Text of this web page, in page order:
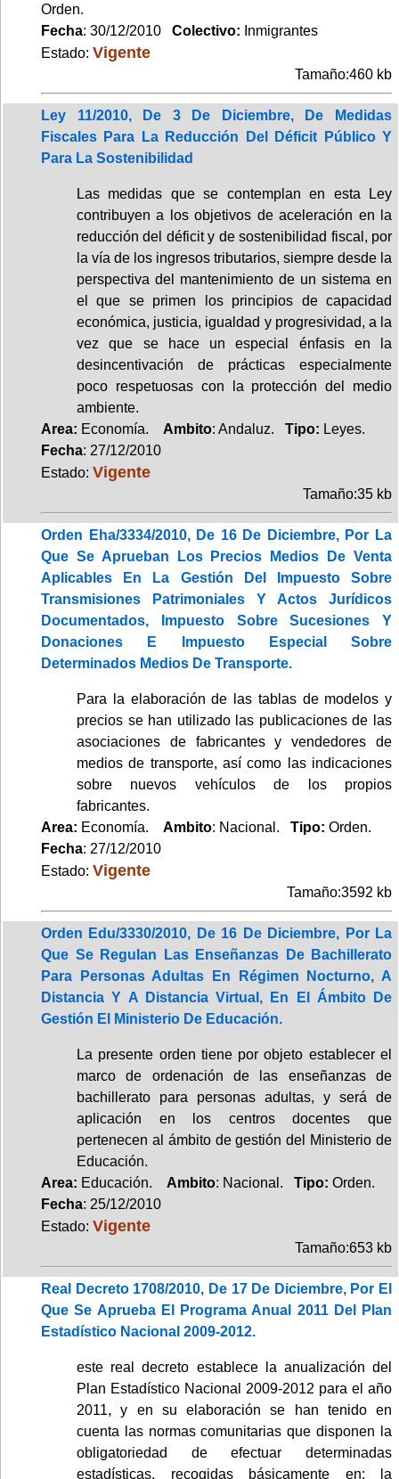
Orden.
Fecha: 30/12/2010 Colectivo: Inmigrantes
Estado: Vigente
Tamaño:460 kb
Ley 11/2010, De 3 De Diciembre, De Medidas
Fiscales Para La Reducción Del Déficit Público Y
Para La Sostenibilidad
Las medidas que se contemplan en esta Ley
contribuyen a los objetivos de aceleración en la
reducción del déficit y de sostenibilidad fiscal, por
la vía de los ingresos tributarios, siempre desde la
perspectiva del mantenimiento de un sistema en
el que se primen los principios de capacidad
económica, justicia, igualdad y progresividad, a la
vez que se hace un especial énfasis en la
desincentivación de prácticas especialmente
poco respetuosas con la protección del medio
ambiente.
Area: Economía. Ambito: Andaluz. Tipo: Leyes.
Fecha: 27/12/2010
Estado: Vigente
Tamaño:35 kb
Orden Eha/3334/2010, De 16 De Diciembre, Por La
Que Se Aprueban Los Precios Medios De Venta
Aplicables En La Gestión Del Impuesto Sobre
Transmisiones Patrimoniales Y Actos Jurídicos
Documentados, Impuesto Sobre Sucesiones Y
Donaciones E Impuesto Especial Sobre
Determinados Medios De Transporte.
Para la elaboración de las tablas de modelos y
precios se han utilizado las publicaciones de las
asociaciones de fabricantes y vendedores de
medios de transporte, así como las indicaciones
sobre nuevos vehículos de los propios
fabricantes.
Area: Economía. Ambito: Nacional. Tipo: Orden.
Fecha: 27/12/2010
Estado: Vigente
Tamaño:3592 kb
Orden Edu/3330/2010, De 16 De Diciembre, Por La
Que Se Regulan Las Enseñanzas De Bachillerato
Para Personas Adultas En Régimen Nocturno, A
Distancia Y A Distancia Virtual, En El Ámbito De
Gestión El Ministerio De Educación.
La presente orden tiene por objeto establecer el
marco de ordenación de las enseñanzas de
bachillerato para personas adultas, y será de
aplicación en los centros docentes que
pertenecen al ámbito de gestión del Ministerio de
Educación.
Area: Educación. Ambito: Nacional. Tipo: Orden.
Fecha: 25/12/2010
Estado: Vigente
Tamaño:653 kb
Real Decreto 1708/2010, De 17 De Diciembre, Por El
Que Se Aprueba El Programa Anual 2011 Del Plan
Estadístico Nacional 2009-2012.
este real decreto establece la anualización del
Plan Estadístico Nacional 2009-2012 para el año
2011, y en su elaboración se han tenido en
cuenta las normas comunitarias que disponen la
obligatoriedad de efectuar determinadas
estadísticas, recogidas básicamente en: la